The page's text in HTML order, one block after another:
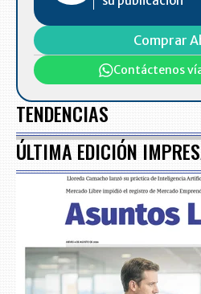
Comprar
Contáctenos
TENDENCIAS
ÚLTIMA EDICIÓN